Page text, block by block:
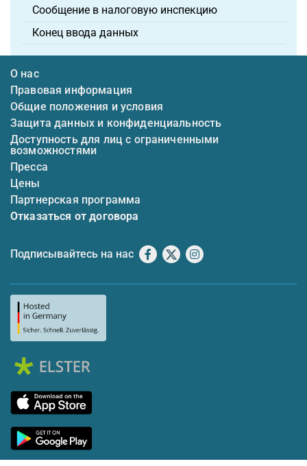
Сообщение в налоговую инспекцию
Конец ввода данных
О нас
Правовая информация
Общие положения и условия
Защита данных и конфиденциальность
Доступность для лиц с ограниченными
возможностями
Пресса
Цены
Партнерская программа
Отказаться от договора
Подписывайтесь на нас Facebook
X Instagram